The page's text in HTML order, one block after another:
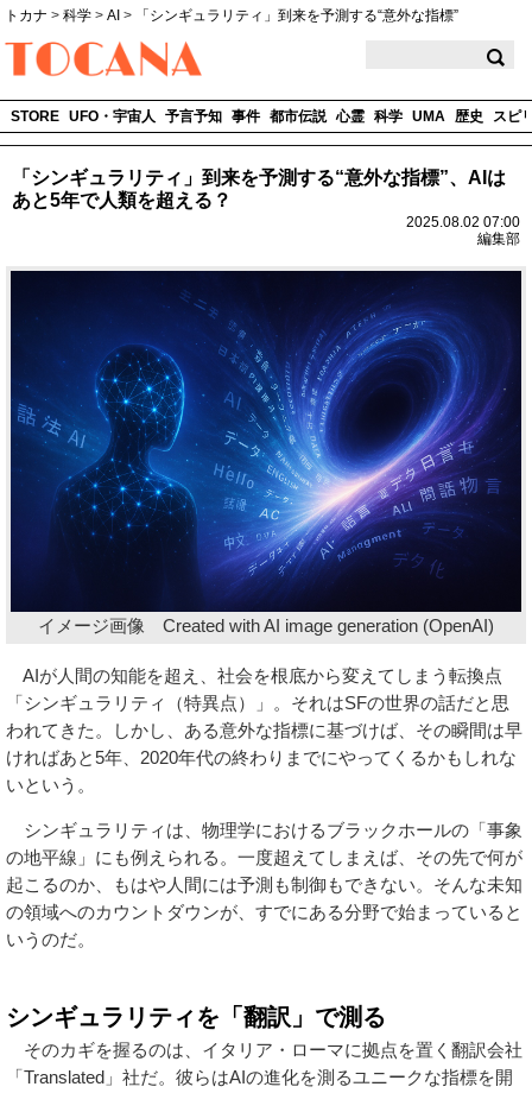
トカナ > 科学 > AI >
「シンギュラリティ」到来を予測する“意外な指標”
STORE UFO・宇宙人 予言予知 事件 都市伝説 心霊 科学 UMA 歴史 スピ
「シンギュラリティ」到来を予測する“意外な指標”、AIは
あと5年で人類を超える？
2025.08.02 07:00
編集部
イメージ画像 Created with AI image generation (OpenAI)
AIが人間の知能を超え、社会を根底から変えてしまう転換点
「シンギュラリティ（特異点）」。それはSFの世界の話だと思
われてきた。しかし、ある意外な指標に基づけば、その瞬間は早
ければあと5年、2020年代の終わりまでにやってくるかもしれな
いという。
シンギュラリティは、物理学におけるブラックホールの「事象
の地平線」にも例えられる。一度超えてしまえば、その先で何が
起こるのか、もはや人間には予測も制御もできない。そんな未知
の領域へのカウントダウンが、すでにある分野で始まっていると
いうのだ。
シンギュラリティを「翻訳」で測る
そのカギを握るのは、イタリア・ローマに拠点を置く翻訳会社
「Translated」社だ。彼らはAIの進化を測るユニークな指標を開